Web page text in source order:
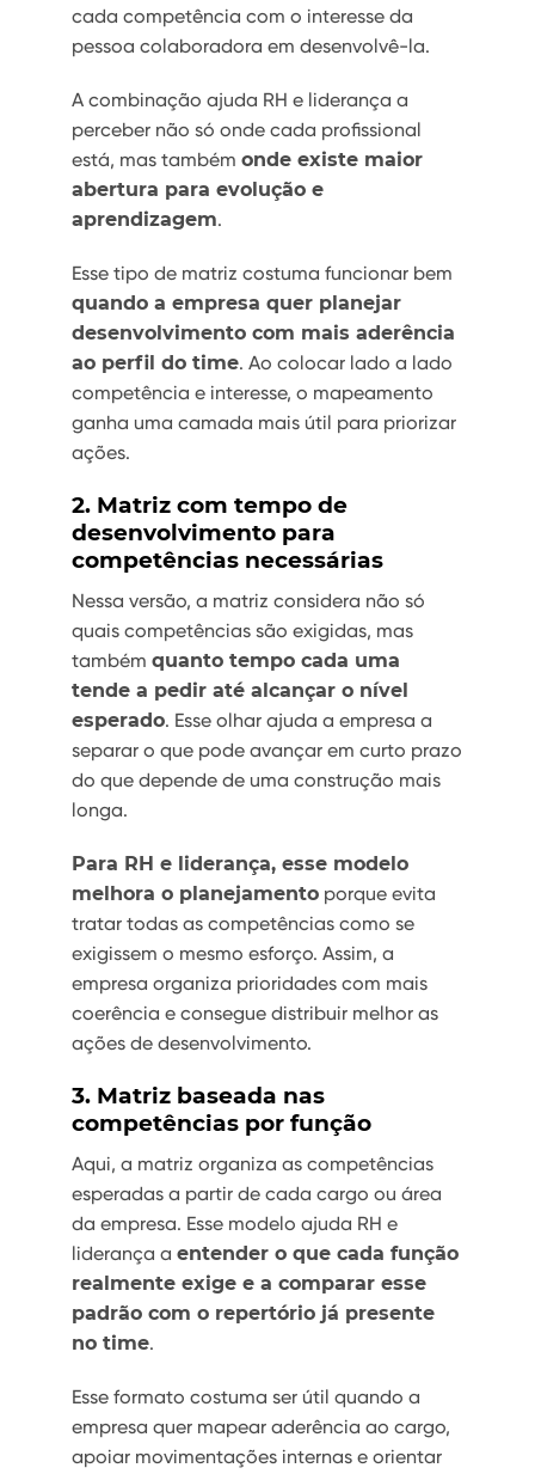
cada competência com o interesse da
pessoa colaboradora em desenvolvê-la.
A combinação ajuda RH e liderança a
perceber não só onde cada profissional
está, mas também onde existe maior
abertura para evolução e
aprendizagem.
Esse tipo de matriz costuma funcionar bem
quando a empresa quer planejar
desenvolvimento com mais aderência
ao perfil do time. Ao colocar lado a lado
competência e interesse, o mapeamento
ganha uma camada mais útil para priorizar
ações.
2. Matriz com tempo de
desenvolvimento para
competências necessárias
Nessa versão, a matriz considera não só
quais competências são exigidas, mas
também quanto tempo cada uma
tende a pedir até alcançar o nível
esperado. Esse olhar ajuda a empresa a
separar o que pode avançar em curto prazo
do que depende de uma construção mais
longa.
Para RH e liderança, esse modelo
melhora o planejamento porque evita
tratar todas as competências como se
exigissem o mesmo esforço. Assim, a
empresa organiza prioridades com mais
coerência e consegue distribuir melhor as
ações de desenvolvimento.
3. Matriz baseada nas
competências por função
Aqui, a matriz organiza as competências
esperadas a partir de cada cargo ou área
da empresa. Esse modelo ajuda RH e
liderança a entender o que cada função
realmente exige e a comparar esse
padrão com o repertório já presente
no time.
Esse formato costuma ser útil quando a
empresa quer mapear aderência ao cargo,
apoiar movimentações internas e orientar